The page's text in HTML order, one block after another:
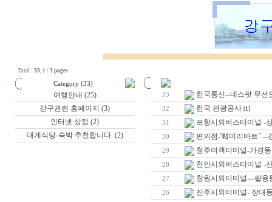
Total : 33, 1 / 3 pages
Category (33)
여행안내 (25)
강구관련 홈페이지 (3)
인터넷 상점 (2)
대게식당-숙박 추천합니다. (2)
33 한국통신--네스팟 무선
32 한국 관광공사 [1]
31 포항시외버스터미널 -
30 편의점-'훼미리마트" --
29 청주여객터미널-가경동
28 천안시외버스터미널 -
27 창원시외터미널---팔용
26 진주시외터미널- 장대